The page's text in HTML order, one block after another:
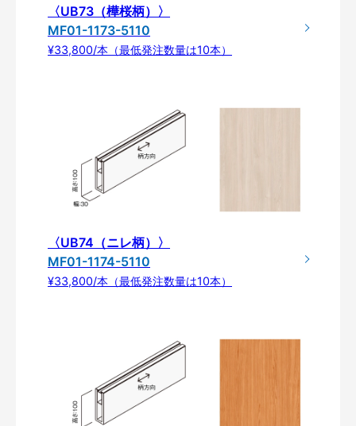
〈UB73（樺桜柄）〉
MF01-1173-5110
¥33,800/本（最低発注数量は10本）
〈UB74（ニレ柄）〉
MF01-1174-5110
¥33,800/本（最低発注数量は10本）